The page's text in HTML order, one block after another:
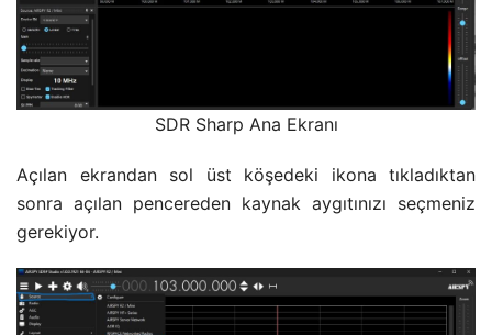
SDR Sharp Ana Ekranı
Açılan ekrandan sol üst köşedeki ikona tıkladıktan
sonra açılan pencereden kaynak aygıtınızı seçmeniz
gerekiyor.